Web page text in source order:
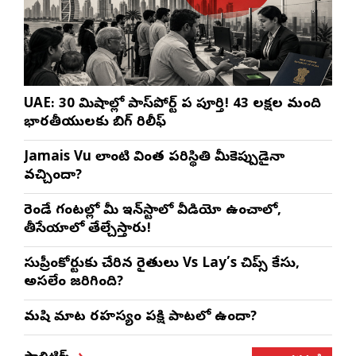
UAE: 30 నిమిషాల్లో పాస్‌పోర్ట్ పని పూర్తి! 43 లక్షల మంది
భారతీయులకు బిగ్ రిలీఫ్
Jamais Vu లాంటి వింత పరిస్థితి మీకెప్పుడైనా
వచ్చిందా?
రెండే గంటల్లో మీ ఇన్‌స్టాలో వీడియో ఉంచాలో,
తీసేయాలో తేల్చేస్తారు!
సుప్రీంకోర్టుకు చేరిన రైతులు Vs Lay’s చిప్స్‌ కేసు,
అసలేం జరిగింది?
మనిషి మాట రహస్యం పక్షి పాటలో ఉందా?